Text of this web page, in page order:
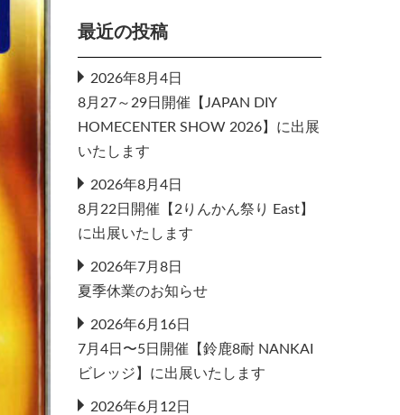
最近の投稿
2026年8月4日
8月27～29日開催【JAPAN DIY
HOMECENTER SHOW 2026】に出展
いたします
2026年8月4日
8月22日開催【2りんかん祭り East】
に出展いたします
2026年7月8日
夏季休業のお知らせ
2026年6月16日
7月4日〜5日開催【鈴鹿8耐 NANKAI
ビレッジ】に出展いたします
2026年6月12日